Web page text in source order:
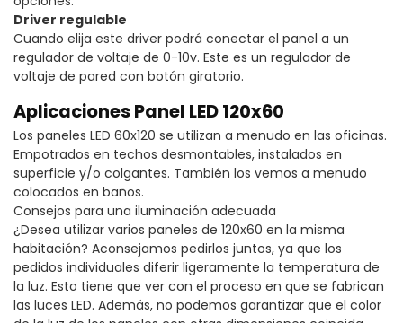
Driver regulable
Cuando elija este driver podrá conectar el panel a un
regulador de voltaje de 0-10v. Este es un regulador de
voltaje de pared con botón giratorio.
Aplicaciones Panel LED 120x60
Los paneles LED 60x120 se utilizan a menudo en las oficinas.
Empotrados en techos desmontables, instalados en
superficie y/o colgantes. También los vemos a menudo
colocados en baños.
Consejos para una iluminación adecuada
¿Desea utilizar varios paneles de 120x60 en la misma
habitación? Aconsejamos pedirlos juntos, ya que los
pedidos individuales diferir ligeramente la temperatura de
la luz. Esto tiene que ver con el proceso en que se fabrican
las luces LED. Además, no podemos garantizar que el color